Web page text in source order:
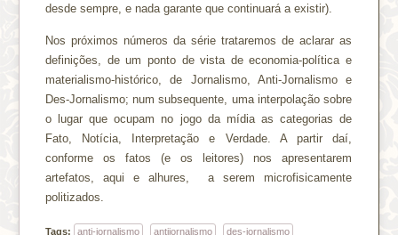
desde sempre, e nada garante que continuará a existir).
Nos próximos números da série trataremos de aclarar as
definições, de um ponto de vista de economia-política e
materialismo-histórico, de Jornalismo, Anti-Jornalismo e
Des-Jornalismo; num subsequente, uma interpolação sobre
o lugar que ocupam no jogo da mídia as categorias de
Fato, Notícia, Interpretação e Verdade. A partir daí,
conforme os fatos (e os leitores) nos apresentarem
artefatos, aqui e alhures, a serem microfisicamente
politizados.
Tags: anti-jornalismo antijornalismo des-jornalismo